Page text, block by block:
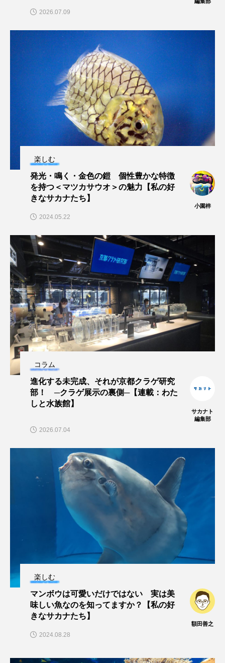
クロツラヘラサギ
グラミー グルクン ケブカガニ
ケープペンギン ゲンゴロウ コイ
コウテイペンギン コオイムシ
コガタペンギン コガネスズメダイ
コクチバス コクレン コチ
コトクラゲ
コブシメ コブダイ コメツキガニ
ゴンズイ ゴールデンジェリーフィッシュ
サカナアパートメント サカナブックス
サクラアジ サクラエビ サクラダンゴウオ
サクラマス サケ サザエ
サツオミシマ サバ サビウツボ
サブカルチャー サメ サヨリ
サルシアクラゲ
サンゴ サンショウウオ
サーモン ザトウクジラ シクリッド
シコロサンゴ シトウズクラゲ シマハギ
シュレーゲルアオガエル
シロウオ
シロワニ ジンベエザメ
スナモグリ スベスベマンジュウガニ
スルメイカ ズワイガニ
2026.07.09
楽しむ
発光・鳴く・金色の鎧 個性豊かな特徴
を持つ＜マツカサウオ＞の魅力【私の好
きなサカナたち】
小園梓
2024.05.22
コラム
進化する未完成、それが京都クラゲ研究
部！ ─クラゲ展示の裏側─【連載：わた
しと水族館】
サカナト
編集部
2026.07.04
楽しむ
マンボウは可愛いだけではない 実は美
味しい魚なのを知ってますか？【私の好
きなサカナたち】
額田善之
2024.08.28